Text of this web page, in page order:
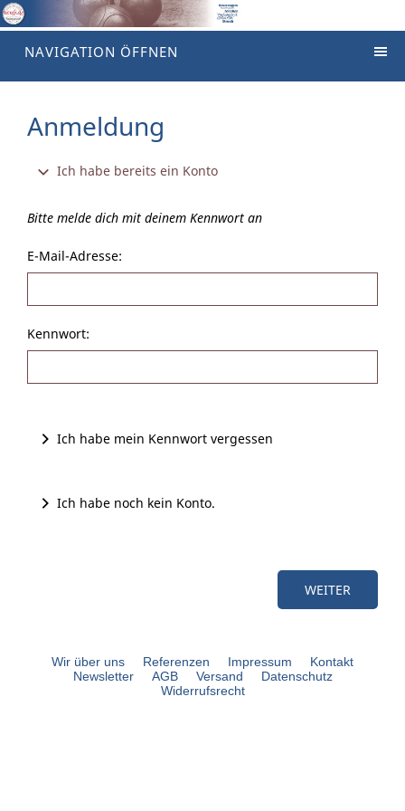
NAVIGATION ÖFFNEN
Anmeldung
Ich habe bereits ein Konto
Bitte melde dich mit deinem Kennwort an
E-Mail-Adresse:
Kennwort:
Ich habe mein Kennwort vergessen
Ich habe noch kein Konto.
Wir über uns Referenzen Impressum
Kontakt
Newsletter
AGB Versand
Datenschutz
Widerrufsrecht